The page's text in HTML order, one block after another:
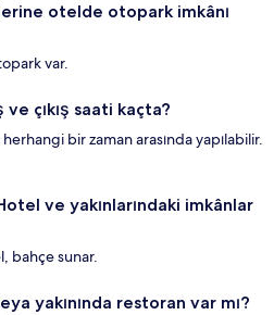
otelde otopark imkânı
var.
çıkış saati kaçta?
bir zaman arasında yapılabilir.
ve yakınlarındaki imkânlar
bahçe sunar.
yakınında restoran var mı?